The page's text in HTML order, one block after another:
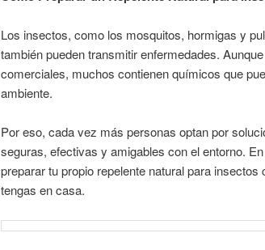
Los insectos, como los mosquitos, hormigas y
también pueden transmitir enfermedades.
comerciales, muchos contienen químicos que
ambiente.
Por eso, cada vez más personas optan por
seguras, efectivas y amigables con el entorno.
preparar tu propio repelente natural para
tengas en casa.